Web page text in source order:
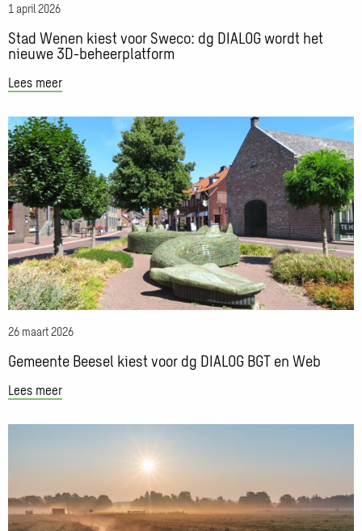
1 april 2026
Stad Wenen kiest voor Sweco: dg DIALOG wordt het
nieuwe 3D-beheerplatform
Lees meer
3D-
beheerplatform
26 maart 2026
Gemeente Beesel kiest voor dg DIALOG BGT en Web
Lees meer
Lees
meer
over
Gemeente
Beesel
kiest
voor
dg
DIALOG
BGT
Web
Waterschap
Drents